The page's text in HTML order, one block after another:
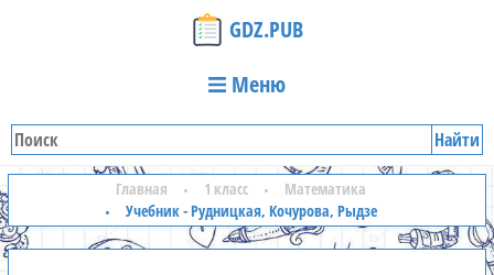
GDZ.PUB
Меню
Найти
Главная 1 класс
Математика
Учебник - Рудницкая, Кочурова, Рыдзе